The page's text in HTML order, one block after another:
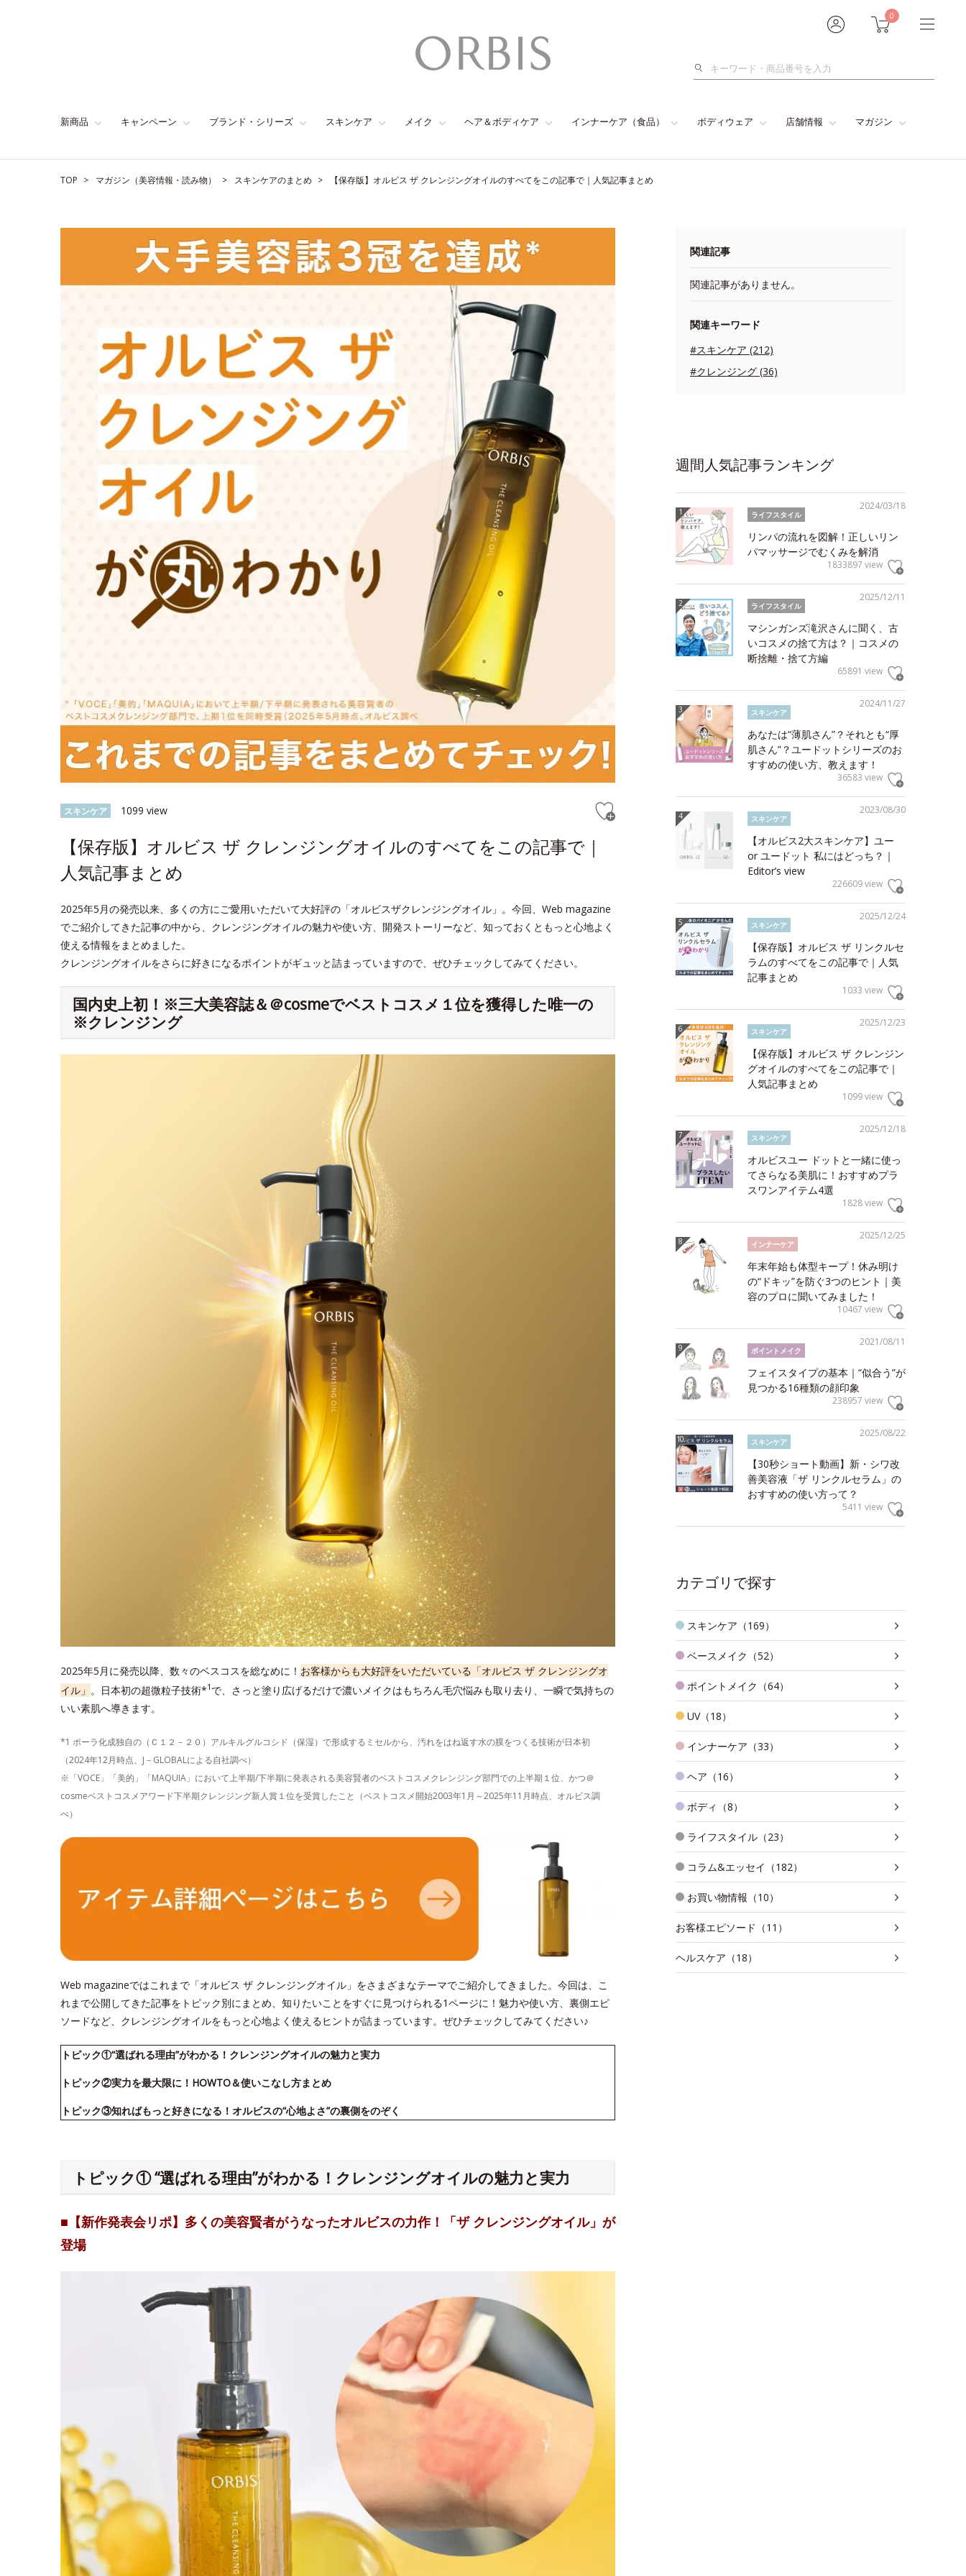
0
検
新商品 キャンペーン ブランド・シリーズ スキンケア メイク ヘア＆ボディケア インナーケア（食品） ボディウェア 店舗情報 マガジン
TOP マガジン（美容情報・読み物） スキンケアのまとめ 【保存版】オルビス ザ クレンジングオイルのすべてをこの記事で｜人気記事まとめ
スキンケア 1099 view
【保存版】オルビス ザ クレンジングオイルのすべてをこの記事で｜
人気記事まとめ
2025年5月の発売以来、多くの方にご愛用いただいて大好評の「オルビスザクレンジングオイル」。今回、Web magazine
でご紹介してきた記事の中から、クレンジングオイルの魅力や使い方、開発ストーリーなど、知っておくともっと心地よく
使える情報をまとめました。
クレンジングオイルをさらに好きになるポイントがギュッと詰まっていますので、ぜひチェックしてみてください。
国内史上初！※三大美容誌＆＠cosmeでベストコスメ１位を獲得した唯一の
※クレンジング
2025年5月に発売以降、数々のベスコスを総なめに！ お客様からも大好評をいただいている「オルビス ザ クレンジングオ
イル」 。日本初の超微粒子技術*1 で、さっと塗り広げるだけで濃いメイクはもちろん毛穴悩みも取り去り、一瞬で気持ちの
いい素肌へ導きます。
*1 ポーラ化成独自の（Ｃ１２－２０）アルキルグルコシド（保湿）で形成するミセルから、汚れをはね返す水の膜をつくる技術が日本初
（2024年12月時点、J－GLOBALによる自社調べ）
※「VOCE」「美的」「MAQUIA」において上半期/下半期に発表される美容賢者のベストコスメクレンジング部門での上半期１位、かつ＠
cosmeベストコスメアワード下半期クレンジング新人賞１位を受賞したこと（ベストコスメ開始2003年1月～2025年11月時点、オルビス調
べ）
Web magazineではこれまで「オルビス ザ クレンジングオイル」をさまざまなテーマでご紹介してきました。今回は、こ
れまで公開してきた記事をトピック別にまとめ、知りたいことをすぐに見つけられる1ページに！魅力や使い方、裏側エピ
ソードなど、クレンジングオイルをもっと心地よく使えるヒントが詰まっています。ぜひチェックしてみてください♪
トピック①“選ばれる理由”がわかる！クレンジングオイルの魅力と実力
トピック②実力を最大限に！HOWTO＆使いこなし方まとめ
トピック③知ればもっと好きになる！オルビスの“心地よさ”の裏側をのぞく
トピック① “選ばれる理由”がわかる！クレンジングオイルの魅力と実力
■【新作発表会リポ】多くの美容賢者がうなったオルビスの力作！「ザ クレンジングオイル」が
登場
関連記事
関連記事がありません。
関連キーワード
#スキンケア (212)
#クレンジング (36)
週間人気記事ランキング
2024/03/18
ライフスタイル
リンパの流れを図解！正しいリン
パマッサージでむくみを解消
1833897 view
2025/12/11
ライフスタイル
マシンガンズ滝沢さんに聞く、古
いコスメの捨て方は？｜コスメの
断捨離・捨て方編
65891 view
2024/11/27
スキンケア
あなたは“薄肌さん”？それとも“厚
肌さん”？ユードットシリーズのお
すすめの使い方、教えます！
36583 view
2023/08/30
スキンケア
【オルビス2大スキンケア】ユー
or ユードット 私にはどっち？｜
Editor’s view
226609 view
2025/12/24
スキンケア
【保存版】オルビス ザ リンクルセ
ラムのすべてをこの記事で｜人気
記事まとめ
1033 view
2025/12/23
スキンケア
【保存版】オルビス ザ クレンジン
グオイルのすべてをこの記事で｜
人気記事まとめ
1099 view
2025/12/18
スキンケア
オルビスユー ドットと一緒に使っ
てさらなる美肌に！おすすめプラ
スワンアイテム4選
1828 view
2025/12/25
インナーケア
年末年始も体型キープ！休み明け
の“ドキッ”を防ぐ3つのヒント｜美
容のプロに聞いてみました！
10467 view
2021/08/11
ポイントメイク
フェイスタイプの基本｜“似合う”が
見つかる16種類の顔印象
238957 view
2025/08/22
スキンケア
【30秒ショート動画】新・シワ改
善美容液「ザ リンクルセラム」の
おすすめの使い方って？
5411 view
カテゴリで探す
スキンケア（169）
ベースメイク（52）
ポイントメイク（64）
UV（18）
インナーケア（33）
ヘア（16）
ボディ（8）
ライフスタイル（23）
コラム&エッセイ（182）
お買い物情報（10）
お客様エピソード（11）
ヘルスケア（18）